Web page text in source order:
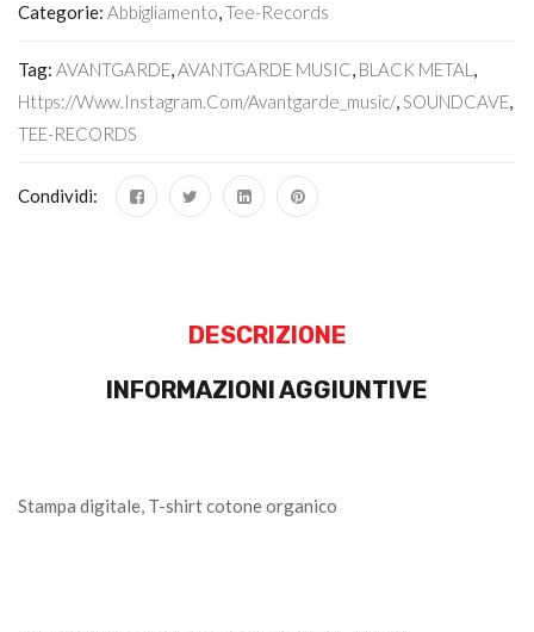
Categorie: Abbigliamento,Tee-Records
Tag: AVANTGARDE,AVANTGARDE MUSIC, BLACK METAL ,
Https://www.instagram.com/avantgarde_music/,SOUNDCAVE,
TEE-RECORDS
Condividi:
DESCRIZIONE
INFORMAZIONI AGGIUNTIVE
Stampa digitale, T-shirt cotone organico